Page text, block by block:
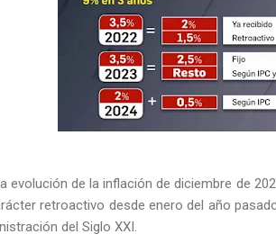
evolución de la inflación de diciembre de
retroactivo desde enero del año
del Siglo XXI.